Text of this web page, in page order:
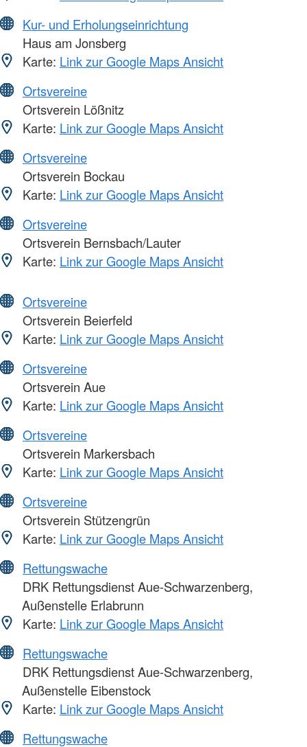
Kur- und Erholungseinrichtung
Haus am Jonsberg
Karte: Link zur Google Maps Ansicht
Ortsvereine
Ortsverein Lößnitz
Karte: Link zur Google Maps Ansicht
Ortsvereine
Ortsverein Bockau
Karte: Link zur Google Maps Ansicht
Ortsvereine
Ortsverein Bernsbach/Lauter
Karte: Link zur Google Maps Ansicht
Ortsvereine
Ortsverein Beierfeld
Karte: Link zur Google Maps Ansicht
Ortsvereine
Ortsverein Aue
Karte: Link zur Google Maps Ansicht
Ortsvereine
Ortsverein Markersbach
Karte: Link zur Google Maps Ansicht
Ortsvereine
Ortsverein Stützengrün
Karte: Link zur Google Maps Ansicht
Rettungswache
DRK Rettungsdienst Aue-Schwarzenberg,
Außenstelle Erlabrunn
Karte: Link zur Google Maps Ansicht
Rettungswache
DRK Rettungsdienst Aue-Schwarzenberg,
Außenstelle Eibenstock
Karte: Link zur Google Maps Ansicht
Rettungswache